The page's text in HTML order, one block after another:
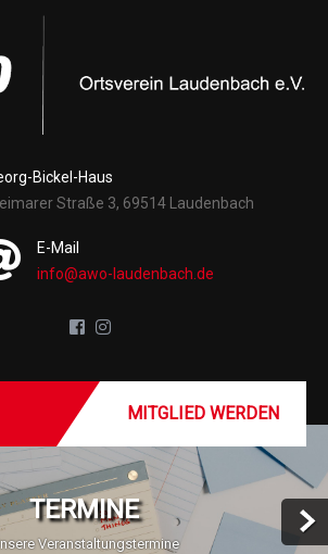
Bickel-Haus
Straße 3, 69514 Laudenbach
E-Mail
info@awo-laudenbach.de
MITGLIED WERDEN
TERMINE
Veranstaltungstermine